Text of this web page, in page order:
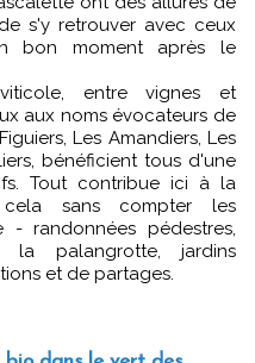
s'y retrouver avec ceux
bon moment après le
entre vignes et
aux noms évocateurs de
Les Amandiers, Les
bénéficient tous d'une
Tout contribue ici à la
sans compter les
- randonnées pédestres,
palangrotte, jardins
et de partages.